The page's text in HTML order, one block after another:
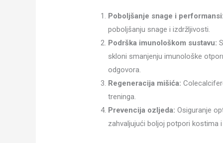
Poboljšanje snage i performansi:
poboljšanju snage i izdržljivosti.
Podrška imunološkom sustavu:
skloni smanjenju imunološke
odgovora.
Regeneracija mišića:
treninga.
Prevencija ozljeda: Osiguranje
zahvaljujući boljoj potpori kostima i